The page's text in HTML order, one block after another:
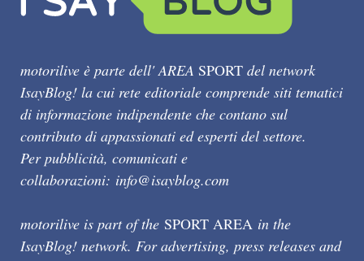
motorilive è parte dell' AREA SPORT del network
IsayBlog! la cui rete editoriale comprende siti tematici
di informazione indipendente che contano sul
contributo di appassionati ed esperti del settore.
Per pubblicità, comunicati e
collaborazioni: info@isayblog.com
motorilive is part of the SPORT AREA in the
IsayBlog! network. For advertising, press releases and